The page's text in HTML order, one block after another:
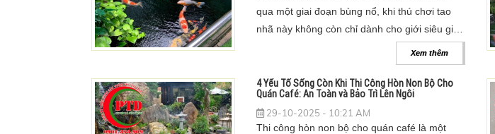
qua một giai đoạn bùng nổ, khi thú chơi tao
nhã này không còn chỉ dành cho giới siêu giàu
mà đã lan rộng ra nhiều phân khúc. Kéo theo
đó, nhu cầu về thi công hồ cá koi chuyên
nghiệp tăng vọt.
Xem thêm
4 Yếu Tố Sống Còn Khi Thi Công Hòn Non Bộ Cho
Quán Café: An Toàn và Bảo Trì Lên Ngôi
29-10-2025 - 10:21 AM
Thi công hòn non bộ cho quán café là một